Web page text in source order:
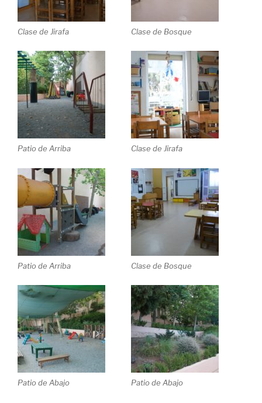
Clase de Jirafa Clase de Bosque
Patio de Arriba Clase de Jirafa
Patio de Arriba Clase de Bosque
Patio de Abajo Patio de Abajo